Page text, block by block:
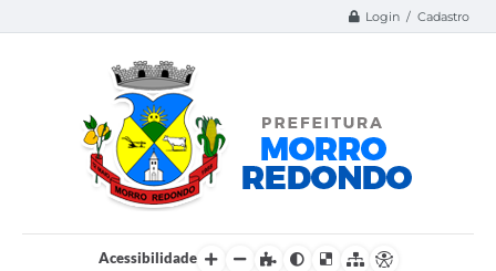
Login / Cadastro
Acessibilidade